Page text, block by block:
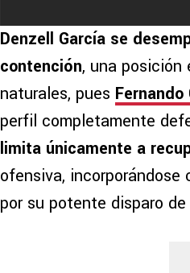
Denzell García se
contención, una posición
naturales, pues Fernando
perfil completamente
limita únicamente a
ofensiva,
por su potente disparo